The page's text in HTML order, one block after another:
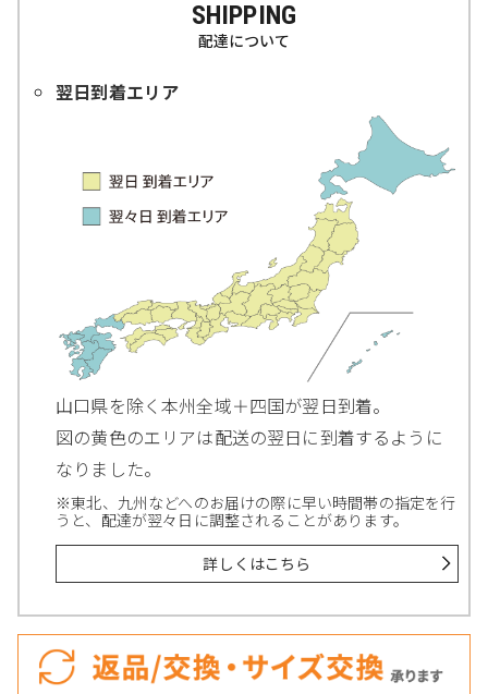
SHIPPING
配達について
翌日到着エリア
山口県を除く本州全域＋四国が翌日到着。
図の黄色のエリアは配送の翌日に到着するように
なりました。
※東北、九州などへのお届けの際に早い時間帯の指定を行
うと、配達が翌々日に調整されることがあります。
詳しくはこちら